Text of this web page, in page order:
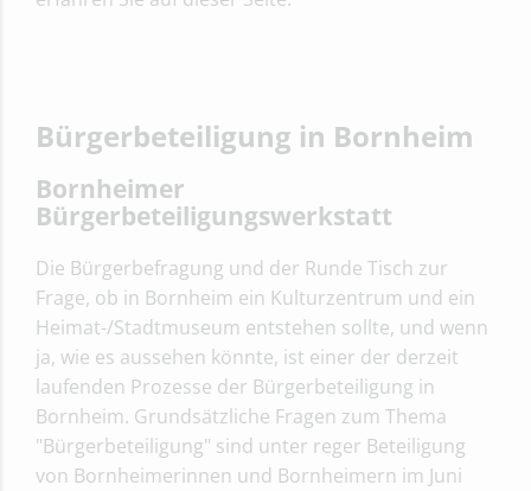
Bürgerbeteiligung in Bornheim
Bornheimer
Bürgerbeteiligungswerkstatt
Die Bürgerbefragung und der Runde Tisch zur
Frage, ob in Bornheim ein Kulturzentrum und ein
Heimat-/Stadtmuseum entstehen sollte, und wenn
ja, wie es aussehen könnte, ist einer der derzeit
laufenden Prozesse der Bürgerbeteiligung in
Bornheim. Grundsätzliche Fragen zum Thema
"Bürgerbeteiligung" sind unter reger Beteiligung
von Bornheimerinnen und Bornheimern im Juni